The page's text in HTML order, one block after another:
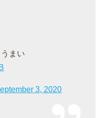
まい
3, 2020